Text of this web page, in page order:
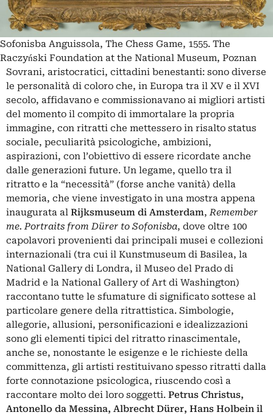
Sofonisba Anguissola, The Chess Game, 1555. The
Raczyński Foundation at the National Museum, Poznan
Sovrani, aristocratici, cittadini benestanti: sono diverse
le personalità di coloro che, in Europa tra il XV e il XVI
secolo, affidavano e commissionavano ai migliori artisti
del momento il compito di immortalare la propria
immagine, con ritratti che mettessero in risalto status
sociale, peculiarità psicologiche, ambizioni,
aspirazioni, con l’obiettivo di essere ricordate anche
dalle generazioni future. Un legame, quello tra il
ritratto e la “necessità” (forse anche vanità) della
memoria, che viene investigato in una mostra appena
inaugurata al Rijksmuseum di Amsterdam,Remember
me. Portraits from Dürer to Sofonisba, dove oltre 100
capolavori provenienti dai principali musei e collezioni
internazionali (tra cui il Kunstmuseum di Basilea, la
National Gallery di Londra, il Museo del Prado di
Madrid e la National Gallery of Art di Washington)
raccontano tutte le sfumature di significato sottese al
particolare genere della ritrattistica. Simbologie,
allegorie, allusioni, personificazioni e idealizzazioni
sono gli elementi tipici del ritratto rinascimentale,
anche se, nonostante le esigenze e le richieste della
committenza, gli artisti restituivano spesso ritratti dalla
forte connotazione psicologica, riuscendo così a
raccontare molto dei loro soggetti. Petrus Christus,
Antonello da Messina, Albrecht Dürer, Hans Holbein il